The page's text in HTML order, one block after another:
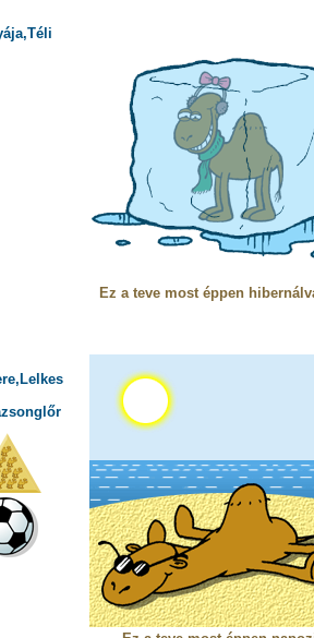
Ez a teve most éppen